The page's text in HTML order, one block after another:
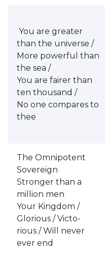
You are greater
than the universe /
More powerful than
the sea /
You are fairer than
ten thousand /
No one compares to
thee
The Omnipotent
Sovereign
Stronger than a
million men
Your Kingdom /
Glorious / Victo-
rious / Will never
ever end